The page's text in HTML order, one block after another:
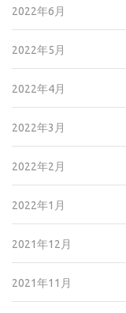
2022年6月
2022年5月
2022年4月
2022年3月
2022年2月
2022年1月
2021年12月
2021年11月